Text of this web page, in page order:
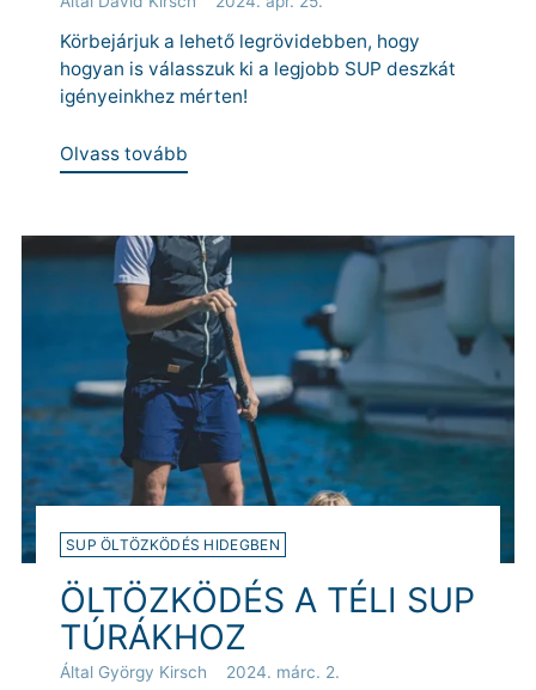
Körbejárjuk a lehető legrövidebben, hogy
hogyan is válasszuk ki a legjobb SUP deszkát
igényeinkhez mérten!
Olvass tovább
SUP ÖLTÖZKÖDÉS HIDEGBEN
ÖLTÖZKÖDÉS A TÉLI SUP
TÚRÁKHOZ
Által György Kirsch 2024. márc. 2.